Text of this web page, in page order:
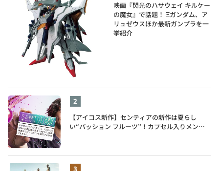
映画『閃光のハサウェイ キルケー
の魔女』で話題！ Ξガンダム、ア
リュゼウスほか最新ガンプラを一
挙紹介
【アイコス新作】センティアの新作は夏らし
い“パッション フルーツ”！カプセル入りメンソ